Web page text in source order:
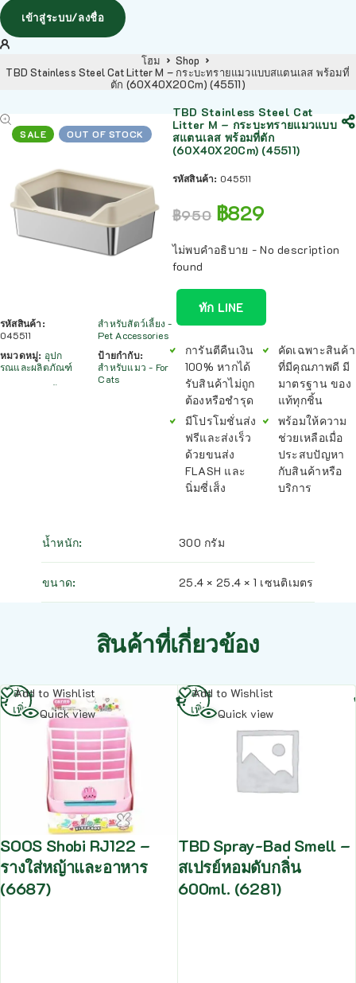
เข้าสู่ระบบ/ลงชื่อ
โฮม
Shop
TBD Stainless Steel Cat Litter M – กระบะทรายแมวแบบสแตนเลส พร้อมที่
ตัก (60X40X20Cm) (45511)
SALE OUT OF STOCK
รหัสสินค้า:
045511
หมวดหมู่: อุปก
รณและผลิตภัณฑ์
สำหรับสัตว์เลี้ยง -
Pet Accessories
ป้ายกำกับ:
สำหรับแมว - For
Cats
TBD Stainless Steel Cat
Litter M – กระบะทรายแมวแบบ
สแตนเลส พร้อมที่ตัก
(60X40X20Cm) (45511)
รหัสสินค้า: 045511
฿950 ฿829
ไม่พบคำอธิบาย - No description
found
ทัก LINE
การันตีคืนเงิน
100% หากได้
รับสินค้าไม่ถูก
ต้องหรือชำรุด
มีโปรโมชั่นส่ง
ฟรีและส่งเร็ว
ด้วยขนส่ง
FLASH และ
นิ่มซี่เส็ง
คัดเฉพาะสินค้า
ที่มีคุณภาพดี มี
มาตรฐาน ของ
แท้ทุกชิ้น
พร้อมให้ความ
ช่วยเหลือเมื่อ
ประสบปัญหา
กับสินค้าหรือ
บริการ
น้ำหนัก 300 กรัม
ขนาด 25.4 × 25.4 × 1 เซนติเมตร
สินค้าที่เกี่ยวข้อง
Add to Wishlist
Quick view
SOOS Shobi RJ122 –
รางใส่หญ้าและอาหาร
(6687)
อ่าน
เพิ่ม
Add to Wishlist
Quick view
TBD Spray-Bad Smell –
สเปรย์หอมดับกลิ่น
600ml. (6281)
อ่าน
เพิ่ม